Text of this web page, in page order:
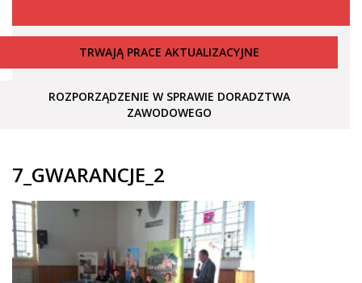
TRWAJĄ PRACE AKTUALIZACYJNE
ROZPORZĄDZENIE W SPRAWIE DORADZTWA
ZAWODOWEGO
7_GWARANCJE_2